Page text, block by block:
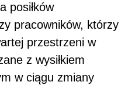
posiłków
pracowników, którzy
przestrzeni w
z wysiłkiem
w ciągu zmiany